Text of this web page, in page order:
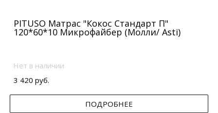
PITUSO Матрас "Кокос Стандарт П"
120*60*10 Микрофайбер (Молли/ Asti)
Нет в наличии
3 420 руб.
ПОДРОБНЕЕ